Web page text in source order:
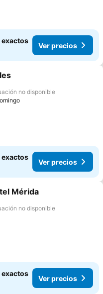
exactos
Ver precios
a favoritos
no disponible
exactos
Ver precios
a favoritos
Mérida
no disponible
exactos
Ver precios